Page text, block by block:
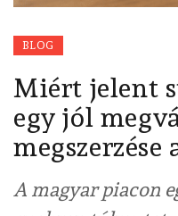
BLOG
Miért jelent
egy jól
A magyar piacon